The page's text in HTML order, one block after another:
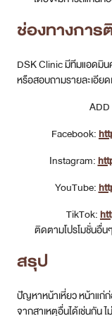
Instagram:
ติดตามโปรโมชั่นอื่
จากสาเหตุอื่นได้เช่นกัน
ป้องกันได้ด้วยการดูแล
หัตถการเข้ามาช่วยยกก
Ulthera, Thermage,
เหมาะสม และคุ้มค่ามาก